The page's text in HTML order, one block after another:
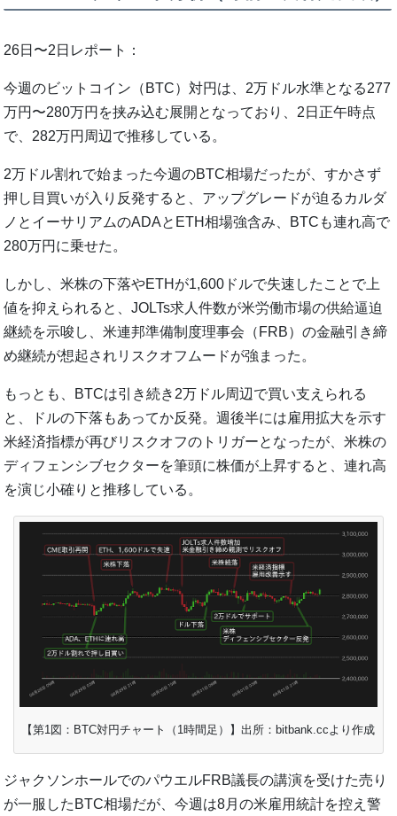
26日〜2日レポート：
今週のビットコイン（BTC）対円は、2万ドル水準となる277
万円〜280万円を挟み込む展開となっており、2日正午時点
で、282万円周辺で推移している。
2万ドル割れで始まった今週のBTC相場だったが、すかさず
押し目買いが入り反発すると、アップグレードが迫るカルダ
ノとイーサリアムのADAとETH相場強含み、BTCも連れ高で
280万円に乗せた。
しかし、米株の下落やETHが1,600ドルで失速したことで上
値を抑えられると、JOLTs求人件数が米労働市場の供給逼迫
継続を示唆し、米連邦準備制度理事会（FRB）の金融引き締
め継続が想起されリスクオフムードが強まった。
もっとも、BTCは引き続き2万ドル周辺で買い支えられる
と、ドルの下落もあってか反発。週後半には雇用拡大を示す
米経済指標が再びリスクオフのトリガーとなったが、米株の
ディフェンシブセクターを筆頭に株価が上昇すると、連れ高
を演じ小確りと推移している。
【第1図：BTC対円チャート（1時間足）】出所：bitbank.ccより作成
ジャクソンホールでのパウエルFRB議長の講演を受けた売り
が一服したBTC相場だが、今週は8月の米雇用統計を控え警